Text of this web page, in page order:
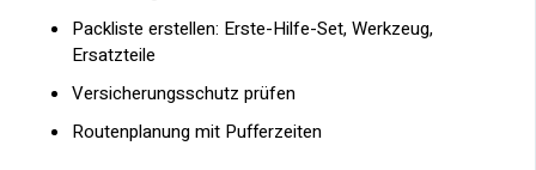
Packliste erstellen: Erste-Hilfe-Set, Werkzeug,
Ersatzteile
Versicherungsschutz prüfen
Routenplanung mit Pufferzeiten